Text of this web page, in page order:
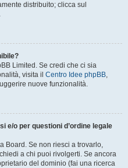
distribuito; clicca sul
Limited. Se credi che ci sia
visita il Centro Idee phpBB,
nuove funzionalità.
e/o per questioni d’ordine legale
Board. Se non riesci a trovarlo,
a chi puoi rivolgerti. Se ancora
del dominio (fai una ricerca